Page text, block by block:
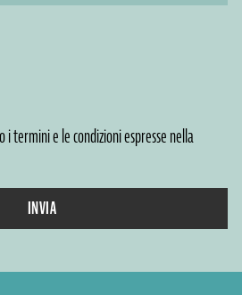
termini e le condizioni espresse nella
INVIA